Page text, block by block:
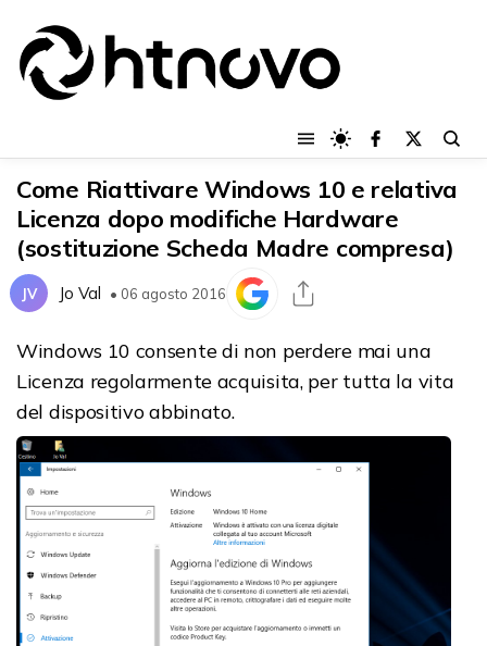
Come Riattivare Windows 10 e relativa
Licenza dopo modifiche Hardware
(sostituzione Scheda Madre compresa)
JV Jo Val • 06 agosto 2016
Windows 10 consente di non perdere mai una
Licenza regolarmente acquisita, per tutta la vita
del dispositivo abbinato.